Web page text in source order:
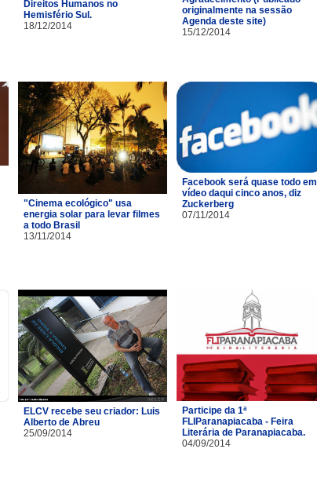
Direitos Humanos no
Hemisfério Sul.
18/12/2014
originalmente na sessão
Agenda deste site)
15/12/2014
"Cinema ecológico" usa
energia solar para levar filmes
a todo Brasil
13/11/2014
Facebook será quase todo em
vídeo daqui cinco anos, diz
Zuckerberg
07/11/2014
ELCV recebe seu criador: Luis
Alberto de Abreu
25/09/2014
Participe da 1ª
FLIParanapiacaba - Feira
Literária de Paranapiacaba.
04/09/2014